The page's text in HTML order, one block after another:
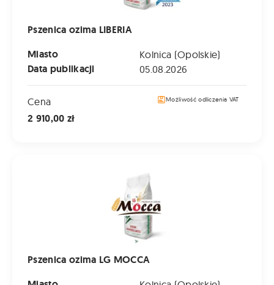
Pszenica ozima LIBERIA
Miasto
Kolnica (Opolskie)
Data publikacji 05.08.2026
Cena
2 910,00 zł
Możliwość odliczenia VAT
Pszenica ozima LG MOCCA